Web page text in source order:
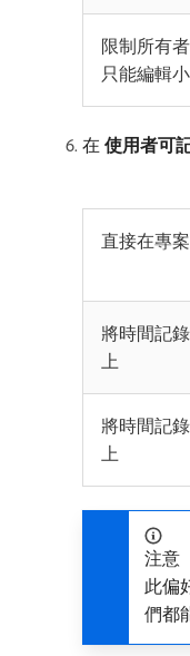
限制所有
只能編輯
在​ 使用者可
直接在專
將時間記
上
將時間記
上
注意
此偏
們都